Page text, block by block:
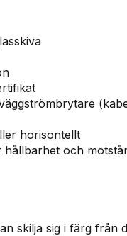
horisontellt
hållbarhet och
skilja sig i färg från